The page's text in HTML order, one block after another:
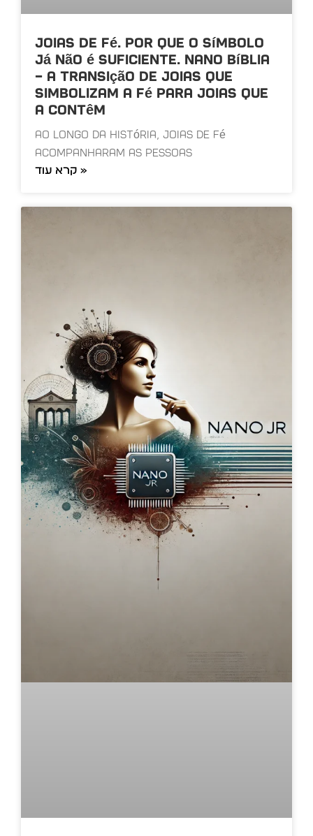
Joias de Fé. Por que o símbolo
já não é suficiente. Nano Bíblia
– A transição de joias que
simbolizam a fé para joias que
a contêm
Ao longo da história, joias de fé
acompanharam as pessoas
קרא עוד »